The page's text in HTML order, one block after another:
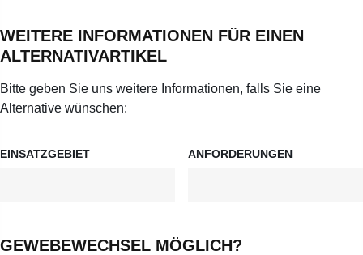
WEITERE INFORMATIONEN FÜR EINEN
ALTERNATIVARTIKEL
Bitte geben Sie uns weitere Informationen, falls Sie eine
Alternative wünschen:
EINSATZGEBIET ANFORDERUNGEN
GEWEBEWECHSEL MÖGLICH?